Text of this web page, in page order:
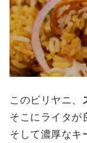
このビリヤニ、
そこにライタが
そして濃厚なキ